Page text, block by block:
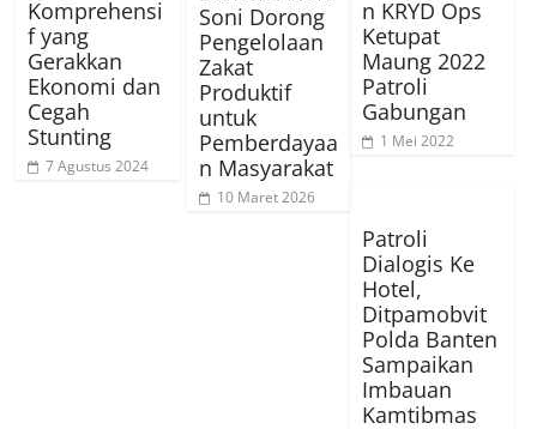
Komprehensi
f yang
Gerakkan
Ekonomi dan
Cegah
Stunting
7 Agustus 2024
Soni Dorong
Pengelolaan
Zakat
Produktif
untuk
Pemberdayaa
n Masyarakat
10 Maret 2026
n KRYD Ops
Ketupat
Maung 2022
Patroli
Gabungan
1 Mei 2022
Patroli
Dialogis Ke
Hotel,
Ditpamobvit
Polda Banten
Sampaikan
Imbauan
Kamtibmas